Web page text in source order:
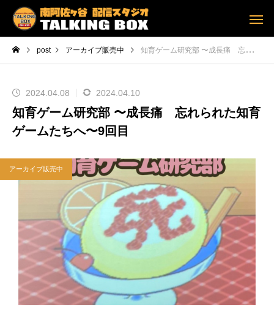
post アーカイブ販売中 知育ゲーム研究部 〜成長痛 忘れられた知育ゲームたちへ〜9回目
2024.04.08 2024.04.10
知育ゲーム研究部 〜成長痛 忘れられた知育
ゲームたちへ〜9回目
アーカイブ販売中